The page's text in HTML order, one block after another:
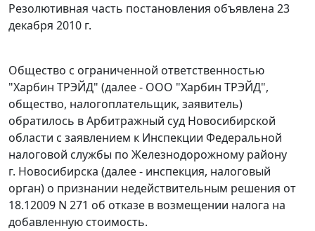
Резолютивная часть постановления объявлена 23
декабря 2010 г.
Общество с ограниченной ответственностью
"Харбин ТРЭЙД" (далее - ООО "Харбин ТРЭЙД",
общество, налогоплательщик, заявитель)
обратилось в Арбитражный суд Новосибирской
области с заявлением к Инспекции Федеральной
налоговой службы по Железнодорожному району
г. Новосибирска (далее - инспекция, налоговый
орган) о признании недействительным решения от
18.12009 N 271 об отказе в возмещении налога на
добавленную стоимость.